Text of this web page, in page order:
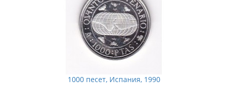
1000 песет, Испания, 1990